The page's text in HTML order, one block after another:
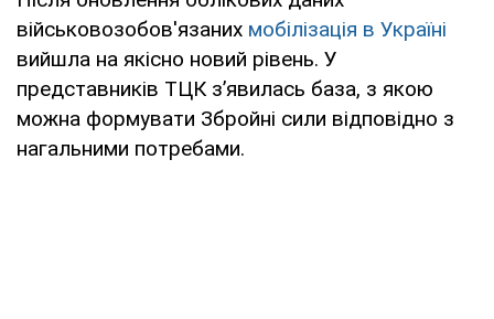
військовозобов'язаних мобілізація в Україні
вийшла на якісно новий рівень. У
представників ТЦК з’явилась база, з якою
можна формувати Збройні сили відповідно з
нагальними потребами.